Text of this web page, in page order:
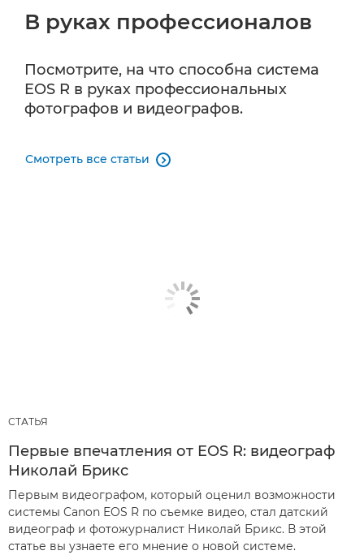
В руках профессионалов
Посмотрите, на что способна система
EOS R в руках профессиональных
фотографов и видеографов.
Смотреть все статьи 
СТАТЬЯ
Первые впечатления от EOS R: видеограф
Николай Брикс
Первым видеографом, который оценил возможности
системы Canon EOS R по съемке видео, стал датский
видеограф и фотожурналист Николай Брикс. В этой
статье вы узнаете его мнение о новой системе.